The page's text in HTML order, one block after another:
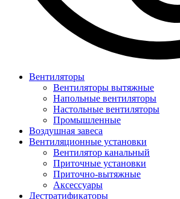
Вентиляторы
Вентиляторы вытяжные
Напольные вентиляторы
Настольные вентиляторы
Промышленные
Воздушная завеса
Вентиляционные установки
Вентилятор канальный
Приточные установки
Приточно-вытяжные
Аксессуары
Дестратификаторы